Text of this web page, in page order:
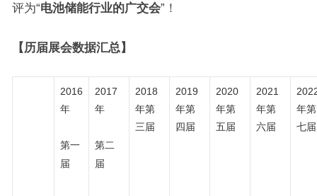
评为“电池储能行业的广交会”！
【历届展会数据汇总】
2016
年
第一
届
2017
年
第二
届
2018
年第
三届
2019
年第
四届
2020
年第
五届
2021
年第
六届
年第
七届